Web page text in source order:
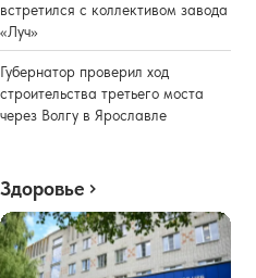
встретился с коллективом завода
«Луч»
Губернатор проверил ход
строительства третьего моста
через Волгу в Ярославле
Здоровье